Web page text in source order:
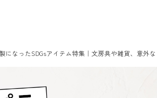
になったSDGsアイテム特集｜文房具や雑貨、意外な